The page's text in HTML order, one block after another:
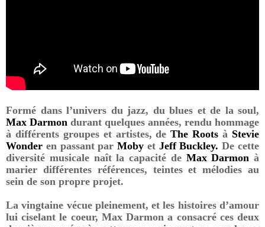
Formé dans l’univers du jazz, du blues et de la soul,
Max Darmon durant quelques années, rendu hommage
à différents groupes et artistes, deThe Rootsà Stevie
Wonder en passant par Moby et Jeff Buckley. De cette
diversité musicale naît la capacité de Max Darmon à
marier différentes références, teintes et mélodies au
sein de son propre projet.
La vingtaine vécue pleinement, et les histoires d’amour
lui ciselant le coeur, Max Darmon a consacré ces deux